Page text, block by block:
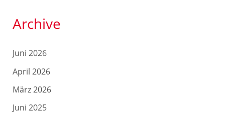
Archive
Juni 2026
April 2026
März 2026
Juni 2025